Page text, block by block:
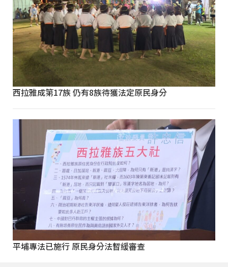
西拉雅成第17族 仍有8族待獲法定原民身分
平埔專法已施行 原民身分法暫緩審查